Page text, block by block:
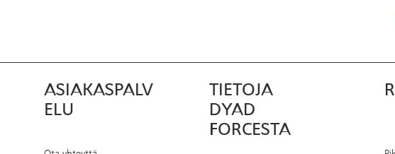
ASIAKASPALV
ELU
TIETOJA
DYAD
FORCESTA